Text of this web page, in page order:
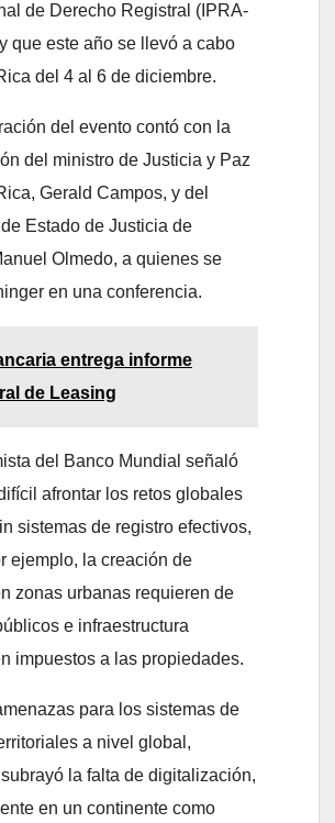
de Derecho Registral (IPRA-
que este año se llevó a cabo
del 4 al 6 de diciembre.
del evento contó con la
del ministro de Justicia y Paz
Gerald Campos, y del
Estado de Justicia de
Olmedo, a quienes se
en una conferencia.
entrega informe
de Leasing
del Banco Mundial señaló
afrontar los retos globales
sistemas de registro efectivos,
ejemplo, la creación de
zonas urbanas requieren de
e infraestructura
impuestos a las propiedades.
para los sistemas de
a nivel global,
la falta de digitalización,
en un continente como